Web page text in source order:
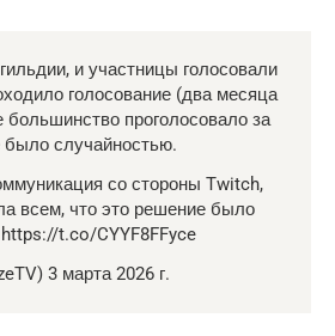
и участницы голосовали
голосование (два месяца
проголосовало за
случайностью.
со стороны Twitch,
всем, что это решение было
t.co/CYYF8FFyce
3 марта 2026 г.